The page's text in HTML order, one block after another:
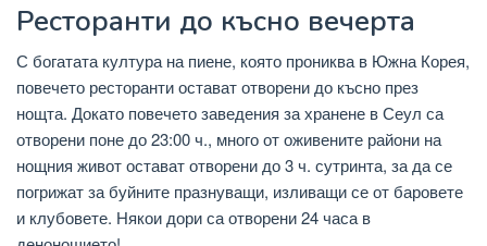
Ресторанти до късно вечерта
С богатата култура на пиене, която прониква в Южна Корея,
повечето ресторанти остават отворени до късно през
нощта. Докато повечето заведения за хранене в Сеул са
отворени поне до 23:00 ч., много от оживените райони на
нощния живот остават отворени до 3 ч. сутринта, за да се
погрижат за буйните празнуващи, изливащи се от баровете
и клубовете. Някои дори са отворени 24 часа в